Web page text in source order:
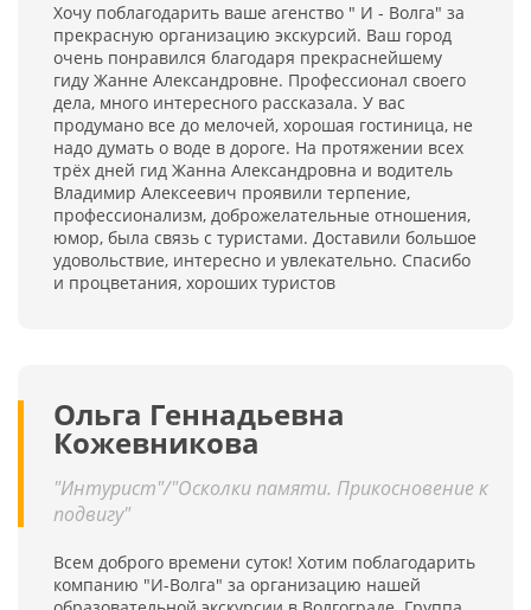
Хочу поблагодарить ваше агенство " И - Волга" за
прекрасную организацию экскурсий. Ваш город
очень понравился благодаря прекраснейшему
гиду Жанне Александровне. Профессионал своего
дела, много интересного рассказала. У вас
продумано все до мелочей, хорошая гостиница, не
надо думать о воде в дороге. На протяжении всех
трёх дней гид Жанна Александровна и водитель
Владимир Алексеевич проявили терпение,
профессионализм, доброжелательные отношения,
юмор, была связь с туристами. Доставили большое
удовольствие, интересно и увлекательно. Спасибо
и процветания, хороших туристов
Ольга Геннадьевна
Кожевникова
"Интурист"/"Осколки памяти. Прикосновение к
подвигу"
Всем доброго времени суток! Хотим поблагодарить
компанию "И-Волга" за организацию нашей